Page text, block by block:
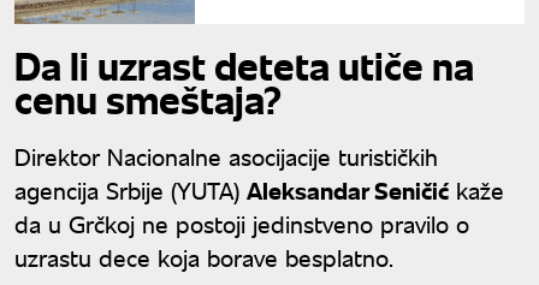
Da li uzrast deteta utiče na
cenu smeštaja?
Direktor Nacionalne asocijacije turističkih
agencija Srbije (YUTA) Aleksandar Seničić kaže
da u Grčkoj ne postoji jedinstveno pravilo o
uzrastu dece koja borave besplatno.